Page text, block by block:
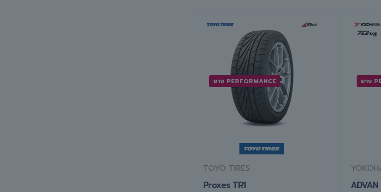
ยาง PERFORMANCE
TOYO TIRES
Proxes TR1
ยาง